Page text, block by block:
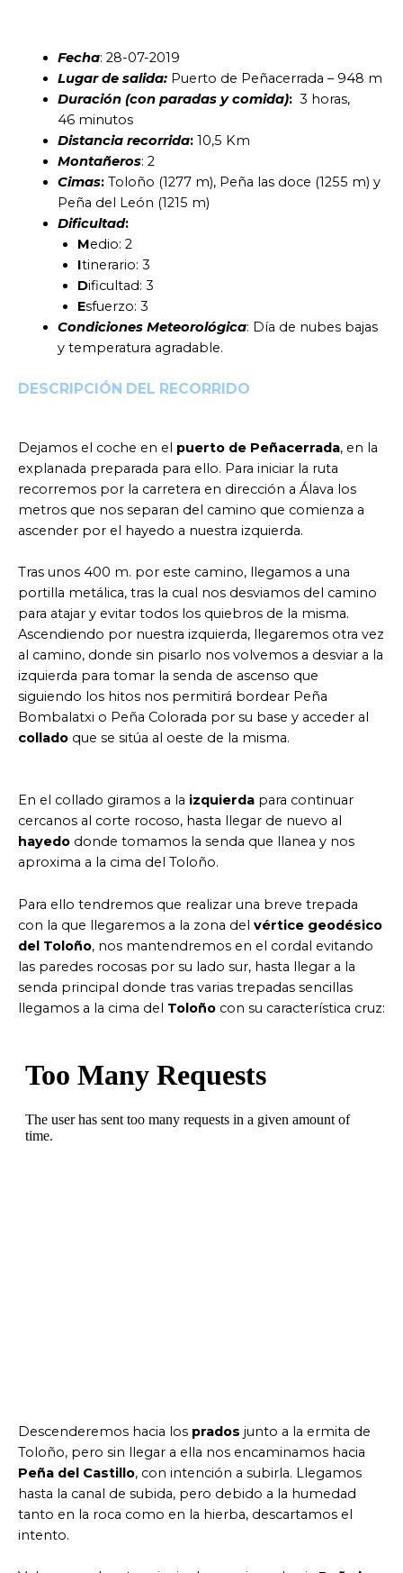
Fecha: 28-07-2019
Lugar de salida:Puerto de Peñacerrada – 948 m
Duración (con paradas y comida):3 horas,
46 minutos
Distancia recorrida:10,5 Km
Montañeros: 2
Cimas:Toloño (1277 m), Peña las doce (1255 m) y
Peña del León (1215 m)
Dificultad:
Medio: 2
Itinerario: 3
Dificultad: 3
Esfuerzo: 3
Condiciones Meteorológica: Día de nubes bajas
y temperatura agradable.
DESCRIPCIÓN DEL RECORRIDO
Dejamos el coche en el puerto de Peñacerrada, en la
explanada preparada para ello. Para iniciar la ruta
recorremos por la carretera en dirección a Álava los
metros que nos separan del camino que comienza a
ascender por el hayedo a nuestra izquierda.
Tras unos 400 m. por este camino, llegamos a una
portilla metálica, tras la cual nos desviamos del camino
para atajar y evitar todos los quiebros de la misma.
Ascendiendo por nuestra izquierda, llegaremos otra vez
al camino, donde sin pisarlo nos volvemos a desviar a la
izquierda para tomar la senda de ascenso que
siguiendo los hitos nos permitirá bordear Peña
Bombalatxi o Peña Colorada por su base y acceder al
collado que se sitúa al oeste de la misma.
En el collado giramos a la izquierda para continuar
cercanos al corte rocoso, hasta llegar de nuevo al
hayedo donde tomamos la senda que llanea y nos
aproxima a la cima del Toloño.
Para ello tendremos que realizar una breve trepada
con la que llegaremos a la zona del vértice geodésico
del Toloño, nos mantendremos en el cordal evitando
las paredes rocosas por su lado sur, hasta llegar a la
senda principal donde tras varias trepadas sencillas
llegamos a la cima del Toloño con su característica cruz:
Descenderemos hacia los prados junto a la ermita de
Toloño, pero sin llegar a ella nos encaminamos hacia
Peña del Castillo, con intención a subirla. Llegamos
hasta la canal de subida, pero debido a la humedad
tanto en la roca como en la hierba, descartamos el
intento.